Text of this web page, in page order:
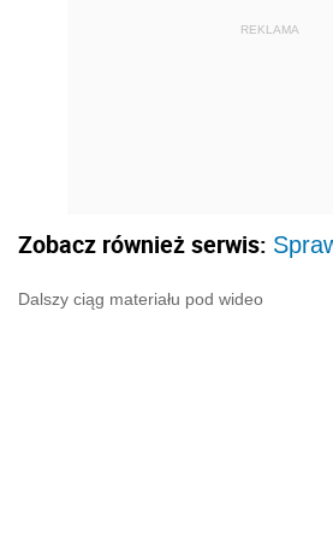
REKLAMA
Zobacz również serwis:
Dalszy ciąg materiału pod wideo